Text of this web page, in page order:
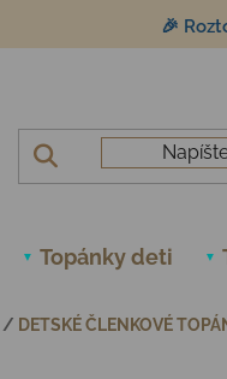
🎉
Topánky deti
/ DETSKÉ ČLENKOVÉ